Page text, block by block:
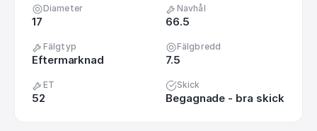
Diameter
17
Navhål
66.5
Fälgtyp
Eftermarknad
Fälgbredd
7.5
ET
52
Skick
Begagnade - bra skick